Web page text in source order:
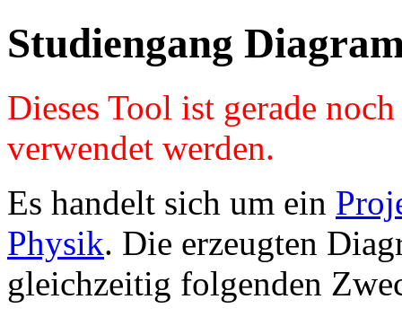
Studiengang
Dieses Tool ist gerade
verwendet werden.
Es handelt sich um ein
Physik. Die erzeugten
gleichzeitig folgenden